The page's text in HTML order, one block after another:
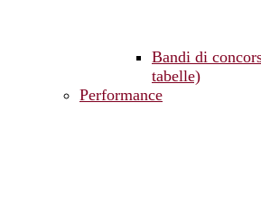
Bandi di
tabelle)
Performance